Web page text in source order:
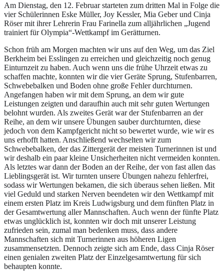
Am Dienstag, den 12. Februar starteten zum dritten Mal in Folge die
vier Schülerinnen Eske Müller, Joy Kessler, Mia Geber und Cinja
Röser mit ihrer Lehrerin Frau Farinella zum alljährlichen „Jugend
trainiert für Olympia“-Wettkampf im Gerätturnen.
Schon früh am Morgen machten wir uns auf den Weg, um das Ziel
Berkheim bei Esslingen zu erreichen und gleichzeitig noch genug
Einturnzeit zu haben. Auch wenn uns die frühe Uhrzeit etwas zu
schaffen machte, konnten wir die vier Geräte Sprung, Stufenbarren,
Schwebebalken und Boden ohne große Fehler durchturnen.
Angefangen haben wir mit dem Sprung, an dem wir gute
Leistungen zeigten und daraufhin auch mit sehr guten Wertungen
belohnt wurden. Als zweites Gerät war der Stufenbarren an der
Reihe, an dem wir unsere Übungen sauber durchturnten, diese
jedoch von dem Kampfgericht nicht so bewertet wurde, wie wir es
uns erhofft hatten. Anschließend wechselten wir zum
Schwebebalken, der das Zittergerät der meisten Turnerinnen ist und
wir deshalb ein paar kleine Unsicherheiten nicht vermeiden konnten.
Als letztes war dann der Boden an der Reihe, der von fast allen das
Lieblingsgerät ist. Wir turnten unsere Übungen nahezu fehlerfrei,
sodass wir Wertungen bekamen, die sich überaus sehen ließen. Mit
viel Geduld und starken Nerven beendeten wir den Wettkampf mit
einem ersten Platz im Kreis Ludwigsburg und dem fünften Platz in
der Gesamtwertung aller Mannschaften. Auch wenn der fünfte Platz
etwas unglücklich ist, konnten wir doch mit unserer Leistung
zufrieden sein, zumal man bedenken muss, dass andere
Mannschaften sich mit Turnerinnen aus höheren Ligen
zusammensetzten. Dennoch zeigte sich am Ende, dass Cinja Röser
einen genialen zweiten Platz der Einzelgesamtwertung für sich
behaupten konnte.